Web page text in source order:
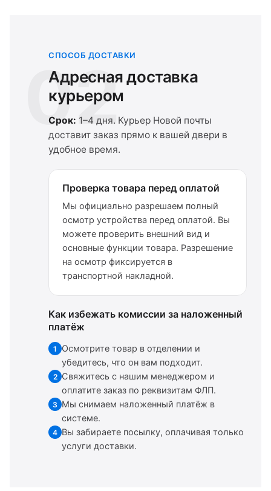
02
СПОСОБ ДОСТАВКИ
Адресная доставка
курьером
Срок: 1–4 дня. Курьер Новой почты
доставит заказ прямо к вашей двери в
удобное время.
Проверка товара перед оплатой
Мы официально разрешаем полный
осмотр устройства перед оплатой. Вы
можете проверить внешний вид и
основные функции товара. Разрешение
на осмотр фиксируется в
транспортной накладной.
Как избежать комиссии за наложенный
платёж
1
Осмотрите товар в отделении и
убедитесь, что он вам подходит.
2 Свяжитесь с нашим менеджером и
оплатите заказ по реквизитам ФЛП.
3 Мы снимаем наложенный платёж в
системе.
4 Вы забираете посылку, оплачивая только
услуги доставки.